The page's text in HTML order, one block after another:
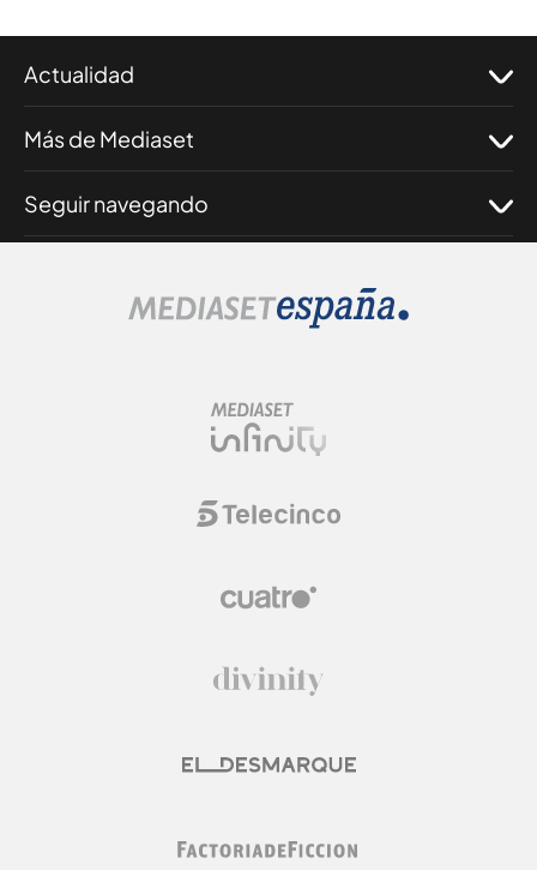
Actualidad
Más de Mediaset
Seguir navegando